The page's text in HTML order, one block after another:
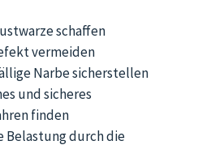
schaffen
vermeiden
Narbe sicherstellen
und sicheres
finden
Belastung durch die